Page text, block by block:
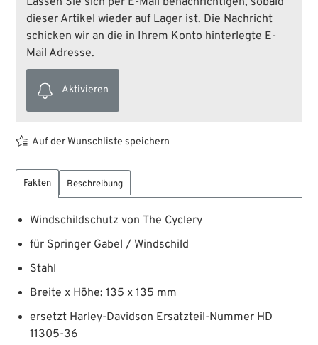
dieser Artikel wieder auf Lager ist. Die Nachricht
schicken wir an die in Ihrem Konto hinterlegte E-
Mail Adresse.
Aktivieren
Auf der Wunschliste speichern
Fakten Beschreibung
Windschildschutz von The Cyclery
für Springer Gabel / Windschild
Stahl
Breite x Höhe: 135 x 135 mm
ersetzt Harley-Davidson Ersatzteil-Nummer HD
11305-36